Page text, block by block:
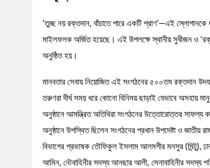
​‘তুচ্ছ নয় রক্তদান, বাঁচাতে পারে একটি প্রাণ’—এই
মাইলফলক অর্জিত হয়েছে। এই উপলক্ষে স্থানীয় সুধীজন ও
অনুষ্ঠিত হয়।
​মানবতার সেবায় নিয়োজিত এই সংগঠনের ৫০০তম রক্তদান
তরুণরা দীর্ঘ সময় ধরে কোনো বিনিময় ছাড়াই যেভাবে অসহায়
​অনুষ্ঠানে আমন্ত্রিত অতিথিরা সংগঠনের উত্তোরোত্তর সাফল্য
​অনুষ্ঠানে উপস্থিত ছিলেন সংগঠনের প্রধান উপদেষ্টা ও জাতীয়
বিভাগের প্রভাষক তৌফিকুল ইসলাম আলমগীর মনসুর (মিন্টু),
আমিন, নৌবাহিনীর সদস্য আনছার আলী, সেনাবাহিনীর সদস্য